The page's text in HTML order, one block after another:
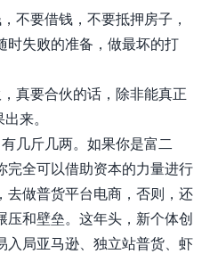
不要借钱，不要抵押房子，
时失败的准备，做最坏的打
真要合伙的话，除非能真正
来。
几斤几两。如果你是富二
完全可以借助资本的力量进行
去做普货平台电商，否则，还
压和壁垒。这年头，新个体创
入局亚马逊、独立站普货、虾